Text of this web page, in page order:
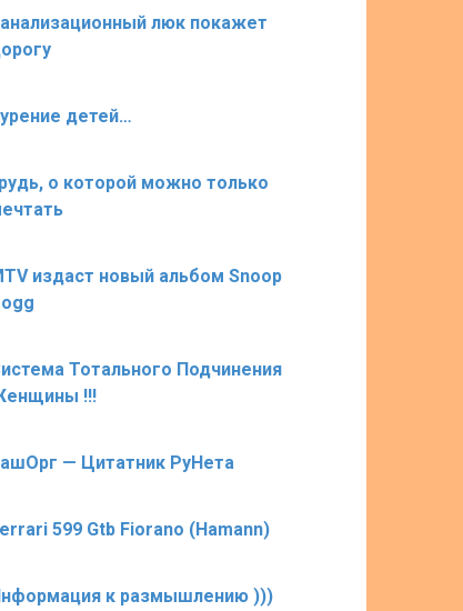
люк покажет
детей…
о которой можно только
издаст новый альбом Snoop
Тотального Подчинения
!!!
— Цитатник РуНета
599 Gtb Fiorano (Hamann)
к размышлению )))